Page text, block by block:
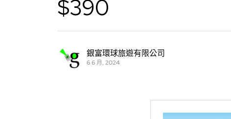
$390
銀富環球旅遊有限公司
6 6 月, 2024